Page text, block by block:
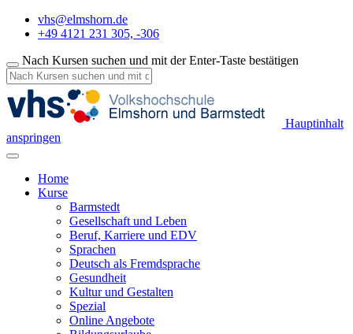
vhs@elmshorn.de
+49 4121 231 305, -306
Nach Kursen suchen und mit der Enter-Taste bestätigen
Hauptinhalt
anspringen
Home
Kurse
Barmstedt
Gesellschaft und Leben
Beruf, Karriere und EDV
Sprachen
Deutsch als Fremdsprache
Gesundheit
Kultur und Gestalten
Spezial
Online Angebote